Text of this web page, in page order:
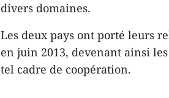
divers domaines.
Les deux pays ont porté leurs
en juin 2013, devenant ainsi
tel cadre de coopération.